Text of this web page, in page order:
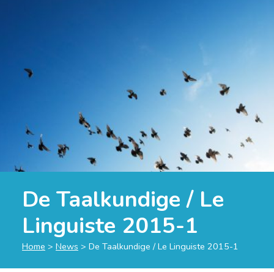
De Taalkundige / Le
Linguiste 2015-1
Home > News > De Taalkundige / Le Linguiste 2015-1